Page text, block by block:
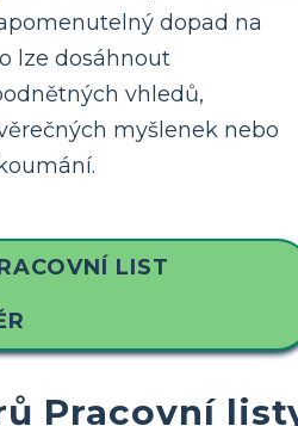
dopad na
lze dosáhnout
vhledů,
myšlenek nebo
LIST
Pracovní